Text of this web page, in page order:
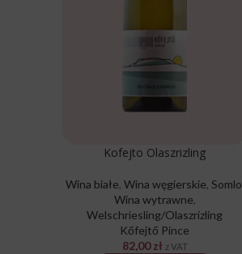
Kofejto Olaszrizling
Wina białe, Wina węgierskie, Somlo
Wina wytrawne,
Welschriesling/Olaszrizling
Kőfejtő Pince
82,00zł z VAT